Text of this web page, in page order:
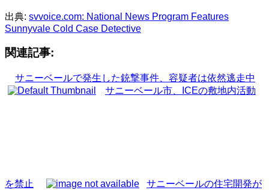
出典: svvoice.com: National News Program Features
Sunnyvale Cold Case Detective
関連記事:
サニーベールで発生した銃撃事件、容疑者は依然逃走中
サニーベール市、ICEの敷地内活動
を禁止
サニーベールの住宅開発が